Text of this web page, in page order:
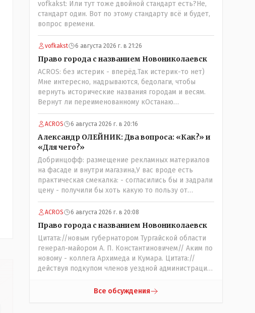
vofkakst: Или тут тоже двойной стандарт есть?Не,
стандарт один. Вот по этому стандарту всё и будет,
вопрос времени.
vofkakst 6 августа 2026 г. в 21:26
Право города с названием Новониколаевск
ACROS: без истерик - вперёд.Так истерик-то нет)
Мне интересно, надрываются, бедолаги, чтобы
вернуть исторические названия городам и весям.
Вернут ли переименованному кОстанаю
историческое имя? Ведь для этого же эти она..
ономасты существуют)) Или тут тоже двойной
ACROS 6 августа 2026 г. в 20:16
Александр ОЛЕЙНИК: Два вопроса: «Как?» и
«Для чего?»
Добринцофф: размещение рекламных материалов
на фасаде и внутри магазина,У вас вроде есть
практическая смекалка: - согласились бы и задрали
цену - получили бы хоть какую то пользу от
будущих депутатов, как говориться- с паршивой
овцы хоть шерсти клок, тем более эта тётенька
партийных денег.- думаю сильно не торговалась
бы.
ACROS 6 августа 2026 г. в 20:08
Право города с названием Новониколаевск
Цитата://новым губернатором Тургайской области
генерал-майором А. П. Константиновичем// Аким по
новому - коллега Архимеда и Кумара. Цитата://
действуя подкупом членов уездной администрации,
участками,// Интересно: - тогда был
Все обсуждения